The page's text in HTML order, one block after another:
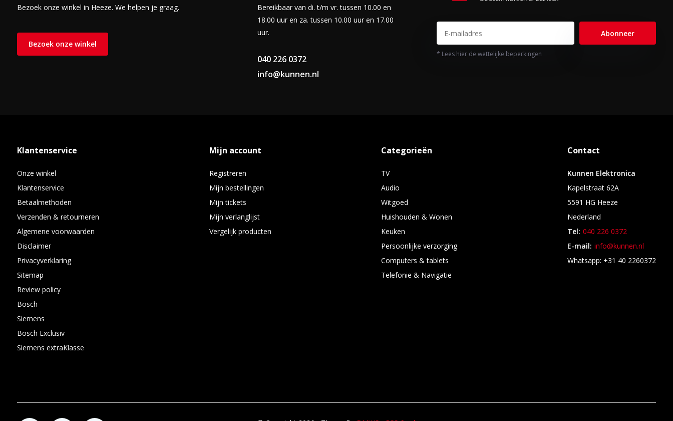
Bezoek onze winkel in Heeze. We helpen je graag.
Bezoek onze winkel
Bereikbaar van di. t/m vr. tussen 10.00 en
18.00 uur en za. tussen 10.00 uur en 17.00
uur.
040 226 0372
info@kunnen.nl
Abonneer
* Lees hier de wettelijke beperkingen
Klantenservice
Onze winkel
Klantenservice
Betaalmethoden
Verzenden & retourneren
Algemene voorwaarden
Disclaimer
Privacyverklaring
Sitemap
Review policy
Bosch
Siemens
Bosch Exclusiv
Siemens extraKlasse
Mijn account
Registreren
Mijn bestellingen
Mijn tickets
Mijn verlanglijst
Vergelijk producten
Categorieën
TV
Audio
Witgoed
Huishouden & Wonen
Keuken
Persoonlijke verzorging
Computers & tablets
Telefonie & Navigatie
Contact
Kunnen Elektronica
Kapelstraat 62A
5591 HG Heeze
Nederland
Tel: 040 226 0372
E-mail: info@kunnen.nl
Whatsapp: +31 40 2260372